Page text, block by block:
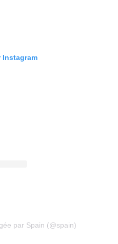
par Spain (@spain)